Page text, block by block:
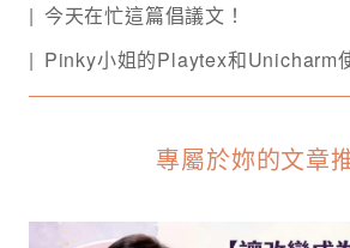
今天在忙這篇倡議文！
Pinky小姐的Playtex和Unicharm
專屬於妳的文章